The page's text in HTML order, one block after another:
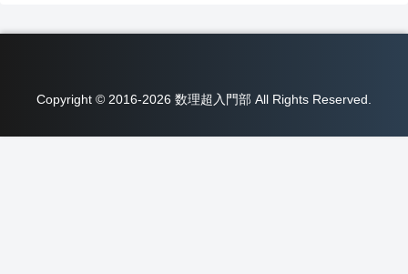
Copyright © 2016-2026 数理超入門部 All Rights Reserved.